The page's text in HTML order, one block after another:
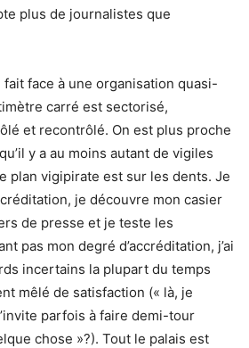
plus de journalistes que
face à une organisation quasi-
carré est sectorisé,
et recontrôlé. On est plus proche
y a au moins autant de vigiles
plan vigipirate est sur les dents. Je
je découvre mon casier
de presse et je teste les
pas mon degré d’accréditation, j’ai
incertains la plupart du temps
mêlé de satisfaction (« là, je
parfois à faire demi-tour
chose »?). Tout le palais est